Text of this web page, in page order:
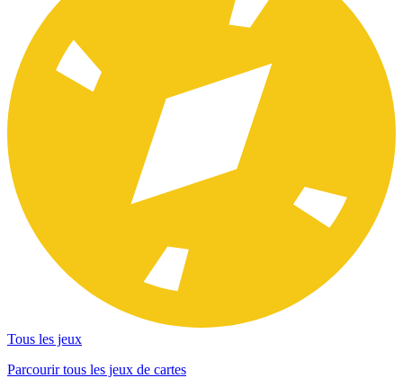
Tous les jeux
Parcourir tous les jeux de cartes